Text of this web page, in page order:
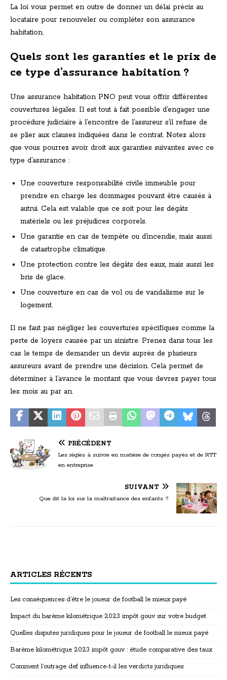
La loi vous permet en outre de donner un délai précis au
locataire pour renouveler ou compléter son assurance
habitation.
Quels sont les garanties et le prix de
ce type d’assurance habitation ?
Une assurance habitation PNO peut vous offrir différentes
couvertures légales. Il est tout à fait possible d’engager une
procédure judiciaire à l’encontre de l’assureur s’il refuse de
se plier aux clauses indiquées dans le contrat. Notez alors
que vous pourrez avoir droit aux garanties suivantes avec ce
type d’assurance :
Une couverture responsabilité civile immeuble pour
prendre en charge les dommages pouvant être causés à
autrui. Cela est valable que ce soit pour les dégâts
matériels ou les préjudices corporels.
Une garantie en cas de tempête ou d’incendie, mais aussi
de catastrophe climatique.
Une protection contre les dégâts des eaux, mais aussi les
bris de glace.
Une couverture en cas de vol ou de vandalisme sur le
logement.
Il ne faut pas négliger les couvertures spécifiques comme la
perte de loyers causée par un sinistre. Prenez dans tous les
cas le temps de demander un devis auprès de plusieurs
assureurs avant de prendre une décision. Cela permet de
déterminer à l’avance le montant que vous devrez payer tous
les mois au par an.
PRÉCÉDENT
Les règles à suivre en matière de congés payés et de RTT
en entreprise
SUIVANT
Que dit la loi sur la maltraitance des enfants ?
ARTICLES RÉCENTS
Les conséquences d’être le joueur de football le mieux payé
Impact du barème kilométrique 2023 impôt gouv sur votre budget
Quelles disputes juridiques pour le joueur de football le mieux payé
Barème kilométrique 2023 impôt gouv : étude comparative des taux
Comment l’outrage def influence-t-il les verdicts juridiques